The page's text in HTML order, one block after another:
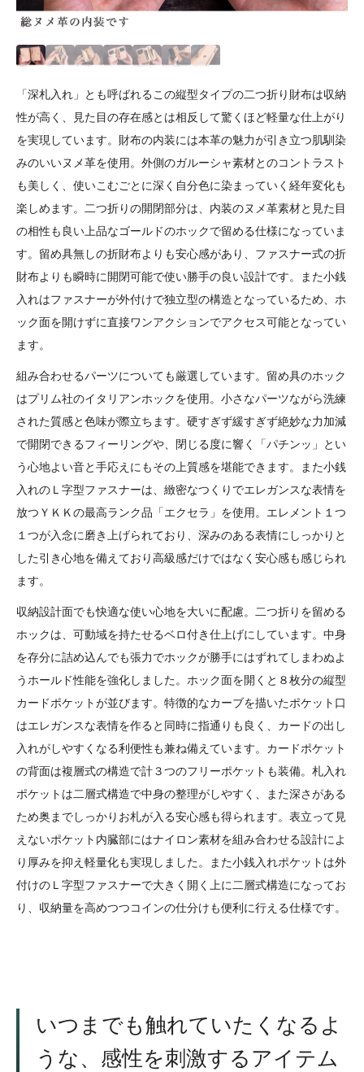
「深札入れ」とも呼ばれるこの縦型タイプの二つ折り財布は収納
性が高く、見た目の存在感とは相反して驚くほど軽量な仕上がり
を実現しています。財布の内装には本革の魅力が引き立つ肌馴染
みのいいヌメ革を使用。外側のガルーシャ素材とのコントラスト
も美しく、使いこむごとに深く自分色に染まっていく経年変化も
楽しめます。二つ折りの開閉部分は、内装のヌメ革素材と見た目
の相性も良い上品なゴールドのホックで留める仕様になっていま
す。留め具無しの折財布よりも安心感があり、ファスナー式の折
財布よりも瞬時に開閉可能で使い勝手の良い設計です。また小銭
入れはファスナーが外付けで独立型の構造となっているため、ホ
ック面を開けずに直接ワンアクションでアクセス可能となってい
ます。
組み合わせるパーツについても厳選しています。留め具のホック
はプリム社のイタリアンホックを使用。小さなパーツながら洗練
された質感と色味が際立ちます。硬すぎず緩すぎず絶妙な力加減
で開閉できるフィーリングや、閉じる度に響く「パチンッ」とい
う心地よい音と手応えにもその上質感を堪能できます。また小銭
入れのＬ字型ファスナーは、緻密なつくりでエレガンスな表情を
放つＹＫＫの最高ランク品「エクセラ」を使用。エレメント１つ
１つが入念に磨き上げられており、深みのある表情にしっかりと
した引き心地を備えており高級感だけではなく安心感も感じられ
ます。
収納設計面でも快適な使い心地を大いに配慮。二つ折りを留める
ホックは、可動域を持たせるベロ付き仕上げにしています。中身
を存分に詰め込んでも張力でホックが勝手にはずれてしまわぬよ
うホールド性能を強化しました。ホック面を開くと８枚分の縦型
カードポケットが並びます。特徴的なカーブを描いたポケット口
はエレガンスな表情を作ると同時に指通りも良く、カードの出し
入れがしやすくなる利便性も兼ね備えています。カードポケット
の背面は複層式の構造で計３つのフリーポケットも装備。札入れ
ポケットは二層式構造で中身の整理がしやすく、また深さがある
ため奥までしっかりお札が入る安心感も得られます。表立って見
えないポケット内臓部にはナイロン素材を組み合わせる設計によ
り厚みを抑え軽量化も実現しました。また小銭入れポケットは外
付けのＬ字型ファスナーで大きく開く上に二層式構造になってお
り、収納量を高めつつコインの仕分けも便利に行える仕様です。
いつまでも触れていたくなるよ
うな、感性を刺激するアイテム